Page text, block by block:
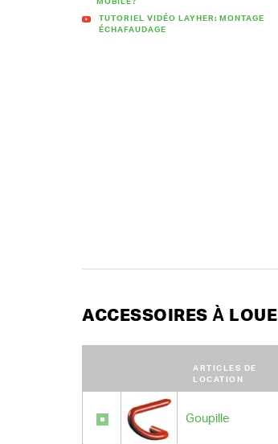
TUTORIEL VIDÉO LAYHER: MONTAGE
ÉCHAFAUDAGE
ACCESSOIRES À
ARTICLES DE
LOCATION
Goupille